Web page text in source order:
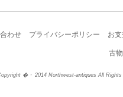
わせ プライバシーポリシー お
古
�・ 2014 Northwest-antiques All